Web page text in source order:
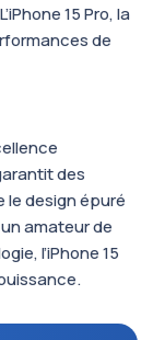
15 Pro, la
de
des
design épuré
amateur de
l’iPhone 15